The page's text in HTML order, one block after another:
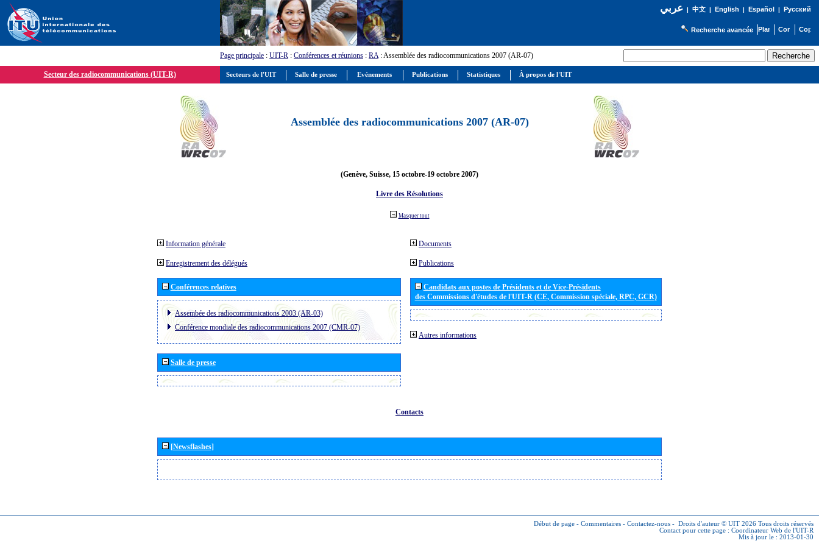
عربي| 中文| English | Español | Русский
Recherche avancée
Page principale : UIT-R : Conférences et réunions : RA: Assemblée des radiocommunications 2007 (AR-07)
Secteur des radiocommunications (UIT-R)
Assemblée des radiocommunications 2007 (AR-07)
(Genève, Suisse, 15 octobre-19 octobre 2007)
Livre des Résolutions
Masquer tout
Information générale
Enregistrement des délégués
Conférences relatives
Assembée des radiocommunications 2003 (AR-03)
Conférence mondiale des radiocommunications 2007 (CMR-07)
Salle de presse
Documents
Publications
Candidats aux postes de Présidents et de Vice-Présidents
des Commissions d'études de l'UIT-R (CE, Commission spéciale, RPC, GCR)
Autres informations
Contacts
[Newsflashes]
Début de page - Commentaires - Contactez-nous - Droits d'auteur © UIT 2026 Tous droits réservés
Contact pour cette page : Coordinateur Web de l'UIT-R
Mis à jour le : 2013-01-30
Secteurs de l'UIT Salle de presse Evénements Publications Statistiques À propos de l'UIT